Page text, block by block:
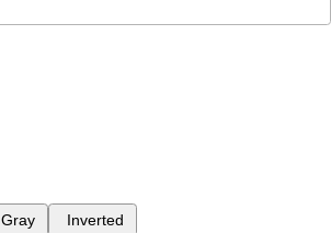
Gray Inverted